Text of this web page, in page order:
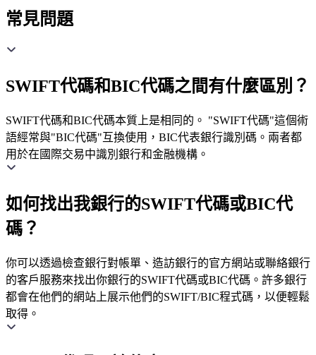
常見問題
SWIFT代碼和BIC代碼之間有什麼區別？
SWIFT代碼和BIC代碼本質上是相同的。 "SWIFT代碼"這個術
語經常與"BIC代碼"互換使用，BIC代表銀行識別碼。兩者都
用於在國際交易中識別銀行和金融機構。
如何找出我銀行的SWIFT代碼或BIC代
碼？
你可以透過檢查銀行對帳單、造訪銀行的官方網站或聯絡銀行
的客戶服務來找出你銀行的SWIFT代碼或BIC代碼。許多銀行
都會在他們的網站上展示他們的SWIFT/BIC程式碼，以便輕鬆
取得。